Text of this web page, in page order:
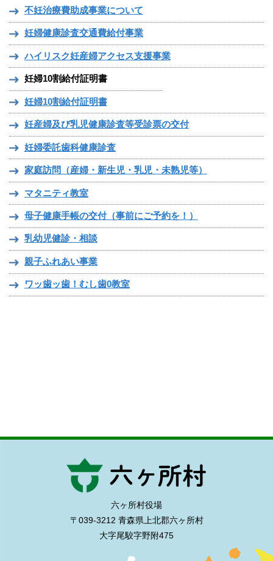
不妊治療費助成事業について
妊婦健康診査交通費給付事業
ハイリスク妊産婦アクセス支援事業
妊婦10割給付証明書
妊婦10割給付証明書
妊産婦及び乳児健康診査等受診票の交付
妊婦委託歯科健康診査
家庭訪問（産婦・新生児・乳児・未熟児等）
マタニティ教室
母子健康手帳の交付（事前にご予約を！）
乳幼児健診・相談
親子ふれあい事業
ワッ歯ッ歯！むし歯0教室
六ヶ所村役場
〒039-3212 青森県上北郡六ヶ所村
大字尾駮字野附475